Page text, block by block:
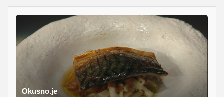
Okusno.je